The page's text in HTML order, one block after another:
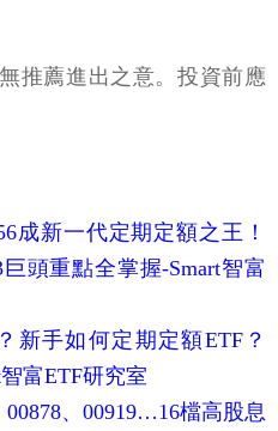
推薦進出之意。投資前應
成新一代定期定額之王！
巨頭重點全掌握-Smart智富
新手如何定期定額ETF？
富ETF研究室
、00919…16檔高股息